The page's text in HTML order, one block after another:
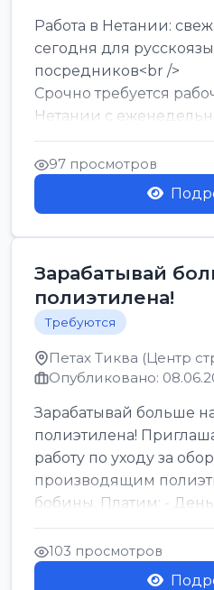
Работа в Нетании:
сегодня для
посредников<br />
Срочно требуется
Нетании с
оплатой<br />
Свежие вакансии в
97 просмотров
Зарабатывай
полиэтилена!
Требуются
Петах Тиква (Центр
Опубликовано:
Зарабатывай больше
полиэтилена!
работу по уходу за
производящим
бобины. Платим: -
для синих бумаг и виз)
103 просмотров